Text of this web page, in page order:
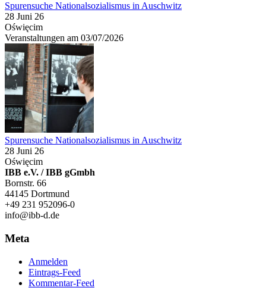
Spurensuche Nationalsozialismus in Auschwitz
28 Juni 26
Oświęcim
Veranstaltungen am 03/07/2026
Spurensuche Nationalsozialismus in Auschwitz
28 Juni 26
Oświęcim
IBB e.V. / IBB gGmbh
Bornstr. 66
44145 Dortmund
+49 231 952096-0
info@ibb-d.de
Meta
Anmelden
Eintrags-Feed
Kommentar-Feed